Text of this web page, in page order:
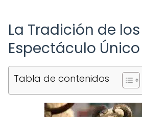
La Tradición de los
Espectáculo Único
Tabla de contenidos